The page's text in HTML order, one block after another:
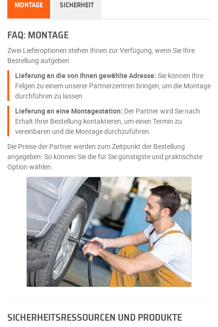
MONTAGE SICHERHEIT
FAQ: MONTAGE
Zwei Lieferoptionen stehen Ihnen zur Verfügung, wenn Sie Ihre
Bestellung aufgeben:
Lieferung an die von Ihnen gewählte Adresse: Sie können Ihre
Felgen zu einem unserer Partnerzentren bringen, um die Montage
durchführen zu lassen.
Lieferung an eine Montagestation: Der Partner wird Sie nach
Erhalt Ihrer Bestellung kontaktieren, um einen Termin zu
vereinbaren und die Montage durchzuführen.
Die Preise der Partner werden zum Zeitpunkt der Bestellung
angegeben. So können Sie die für Sie günstigste und praktischste
Option wählen.
SICHERHEITSRESSOURCEN UND PRODUKTE